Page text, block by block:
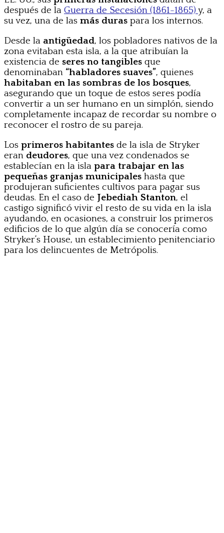
después de la Guerra de Secesión (1861-1865) y, a
su vez, una de las más duras para los internos.
Desde la antigüedad, los pobladores nativos de la
zona evitaban esta isla, a la que atribuían la
existencia de seres no tangibles que
denominaban “habladores suaves”, quienes
habitaban en las sombras de los bosques,
asegurando que un toque de estos seres podía
convertir a un ser humano en un simplón, siendo
completamente incapaz de recordar su nombre o
reconocer el rostro de su pareja.
Los primeros habitantes de la isla de Stryker
eran deudores, que una vez condenados se
establecían en la isla para trabajar en las
pequeñas granjas municipales hasta que
produjeran suficientes cultivos para pagar sus
deudas. En el caso de Jebediah Stanton, el
castigo significó vivir el resto de su vida en la isla
ayudando, en ocasiones, a construir los primeros
edificios de lo que algún día se conocería como
Stryker’s House, un establecimiento penitenciario
para los delincuentes de Metrópolis.